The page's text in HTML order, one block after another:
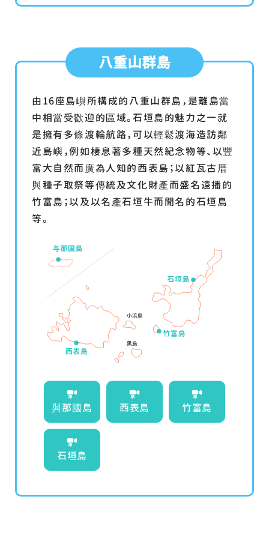
八重山群島
由16座島嶼所構成的八重山群島，是離島當
中相當受歡迎的區域。石垣島的魅力之一就
是擁有多條渡輪航路，可以輕鬆渡海造訪鄰
近島嶼，例如棲息著多種天然紀念物等、以豐
富大自然而廣為人知的西表島；以紅瓦古厝
與種子取祭等傳統及文化財產而盛名遠播的
竹富島；以及以名產石垣牛而聞名的石垣島
等。
與那國島 西表島 竹富島
石垣島